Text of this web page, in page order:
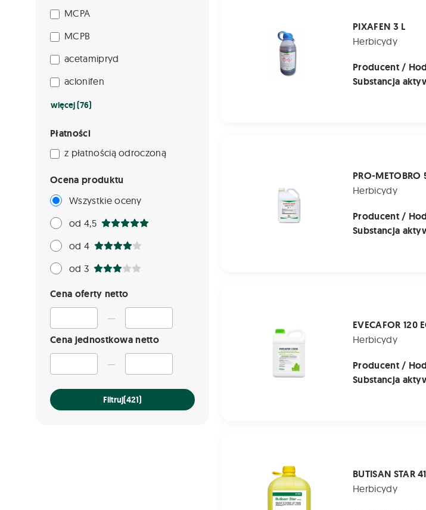
MCPA
MCPB
acetamipryd
aclonifen
więcej (76)
Płatności
z płatnością odroczoną
Ocena produktu
Wszystkie oceny
od 4,5
od 4
od 3
Cena oferty netto
—
Cena jednostkowa netto
—
Filtruj(421)
PIXAFEN 3 L
Herbicydy
Producent /
Substancja
PRO-METOBRO
Herbicydy
Producent /
Substancja
EVECAFOR 120
Herbicydy
Producent /
Substancja
BUTISAN STAR
Herbicydy